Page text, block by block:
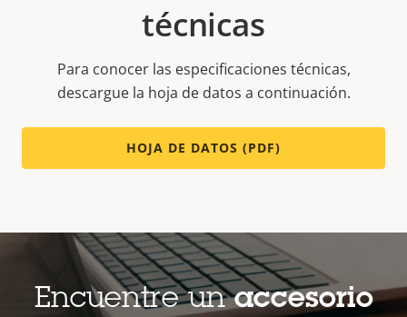
técnicas
Para conocer las especificaciones técnicas,
descargue la hoja de datos a continuación.
HOJA DE DATOS (PDF)
Encuentre unaccesorio